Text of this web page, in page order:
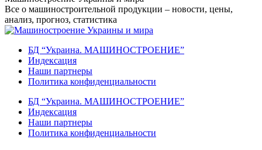
к
содержанию
Все о машиностроительной продукции – новости, цены,
анализ, прогноз, статистика
БД “Украина. МАШИНОСТРОЕНИЕ”
Индекcация
Наши партнеры
Политика конфиденциальности
БД “Украина. МАШИНОСТРОЕНИЕ”
Индекcация
Наши партнеры
Политика конфиденциальности